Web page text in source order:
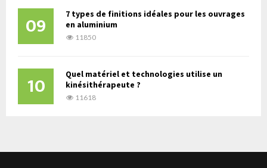
09
7 types de finitions idéales pour les ouvrages
en aluminium
11850
10
Quel matériel et technologies utilise un
kinésithérapeute ?
11618